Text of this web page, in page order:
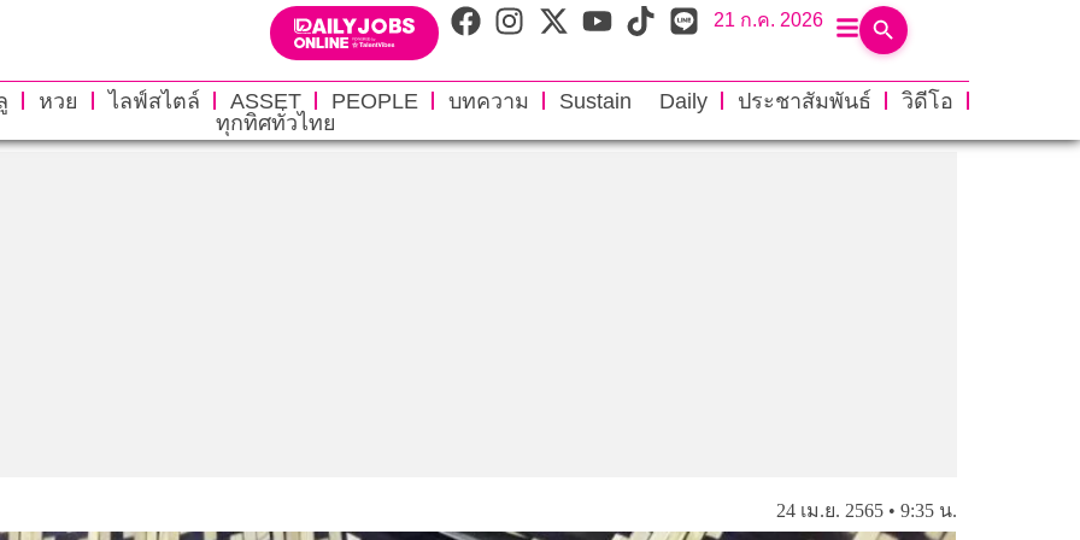
21 ก.ค. 2026
หวย ไลฟ์สไตล์ ASSET PEOPLE บทความ Sustain Daily ประชาสัมพันธ์
วิดีโอ
ทุกทิศทั่วไทย
24 เม.ย. 2565 • 9:35 น.